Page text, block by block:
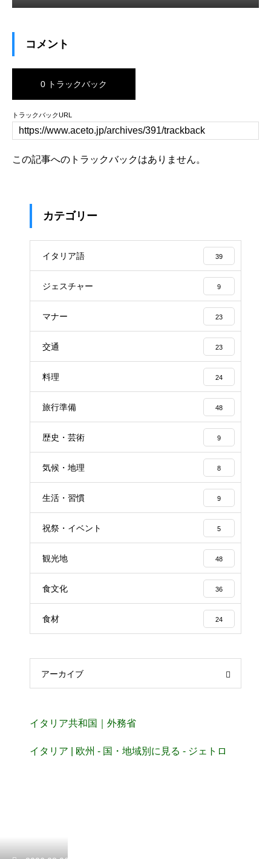
コメント
0 トラックバック
トラックバックURL
この記事へのトラックバックはありません。
カテゴリー
イタリア語 39
ジェスチャー 9
マナー 23
交通 23
料理 24
旅行準備 48
歴史・芸術 9
気候・地理 8
生活・習慣 9
祝祭・イベント 5
観光地 48
食文化 36
食材 24
アーカイブ
イタリア共和国｜外務省
イタリア | 欧州 - 国・地域別に見る - ジェトロ